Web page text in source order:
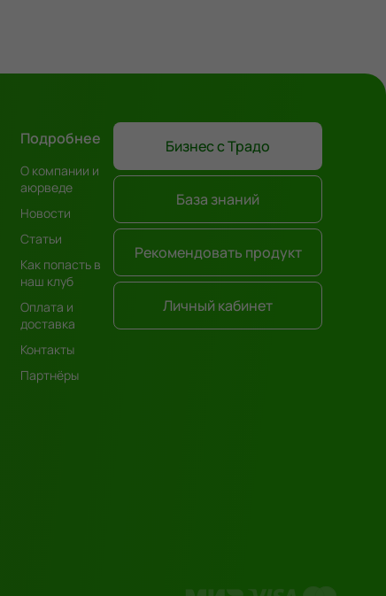
Подробнее
О компании и
аюрведе
Новости
Статьи
Как попасть в
наш клуб
Оплата и
доставка
Контакты
Партнёры
Бизнес с Традо
База знаний
Рекомендовать продукт
Личный кабинет